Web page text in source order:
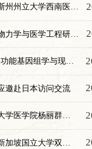
美国德克萨斯州州立大学西南医学中心何华伟博士访问实验室
“第二届家蚕功能基因组学与现代丝绸之路国际研讨会”在渝召开
邀赴日本访问交流
美国佐治亚大学医学院杨丽群博士来访